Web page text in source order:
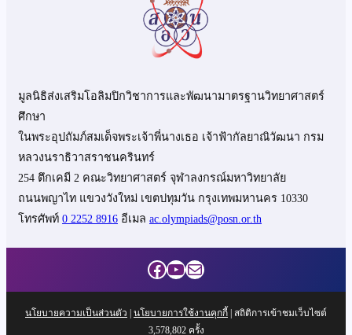
มูลนิธิส่งเสริมโอลิมปิกวิชาการและพัฒนามาตรฐานวิทยาศาสตร์
ศึกษา
ในพระอุปถัมภ์สมเด็จพระเจ้าพี่นางเธอ เจ้าฟ้ากัลยาณิวัฒนา กรม
หลวงนราธิวาสราชนครินทร์
254 ตึกเคมี 2 คณะวิทยาศาสตร์ จุฬาลงกรณ์มหาวิทยาลัย
ถนนพญาไท แขวงวังใหม่ เขตปทุมวัน กรุงเทพมหานคร 10330
โทรศัพท์ 0 2252 8916 อีเมล ac.olympiads@posn.or.th
Facebook
YouTube
Mail
นโยบายความเป็นส่วนตัว | นโยบายการใช้งานคุกกี้ | สถิติการเข้าชมเว็บไซต์
3,578,802ครั้ง